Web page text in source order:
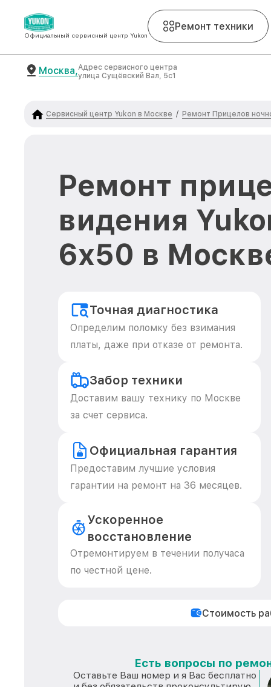
Официальный сервисный центр Yukon
Ремонт техники
Москва,Адрес сервисного центра
улица Сущёвский Вал, 5с1
Сервисный центр Yukon в Москве / Ремонт Прицелов
Ремонт
видения
6x50 в
Точная диагностика
Определим поломку без взимания
платы, даже при отказе от ремонта.
Забор техники
Доставим вашу технику по Москве
за счет сервиса.
Официальная гарантия
Предоставим лучшие условия
гарантии на ремонт на 36 месяцев.
Ускоренное
восстановление
Отремонтируем в течении получаса
по честной цене.
Стоимость
Есть вопросы по
Оставьте Ваш номер и я Вас бесплатно